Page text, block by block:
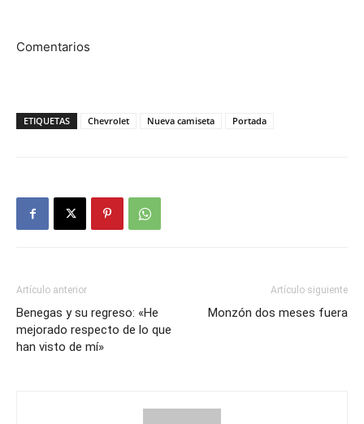
Comentarios
ETIQUETAS Chevrolet Nueva camiseta Portada
Artículo anterior
Benegas y su regreso: «He
mejorado respecto de lo que
han visto de mí»
Artículo siguiente
Monzón dos meses fuera